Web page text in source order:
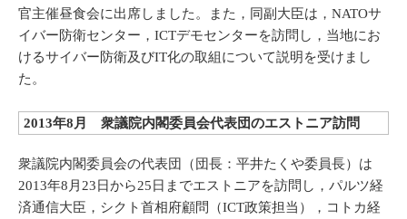
官主催昼食会に出席しました。また，同副大臣は，NATOサ
イバー防衛センター，ICTデモセンターを訪問し，当地にお
けるサイバー防衛及びIT化の取組について説明を受けまし
た。
2013年8月 衆議院内閣委員会代表団のエストニア訪問
衆議院内閣委員会の代表団（団長：平井たくや委員長）は
2013年8月23日から25日までエストニアを訪問し，パルツ経
済通信大臣，シクト首相府顧問（ICT政策担当），コトカ経